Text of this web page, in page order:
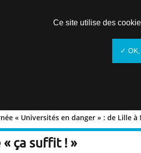
« Universités en danger » : de Lille
Universités en
ça suffit ! »
Ce site utilise des
✓